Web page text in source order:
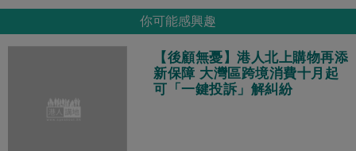
你可能感興趣
【後顧無憂】港人北上購物再添
新保障 大灣區跨境消費十月起
可「一鍵投訴」解糾紛